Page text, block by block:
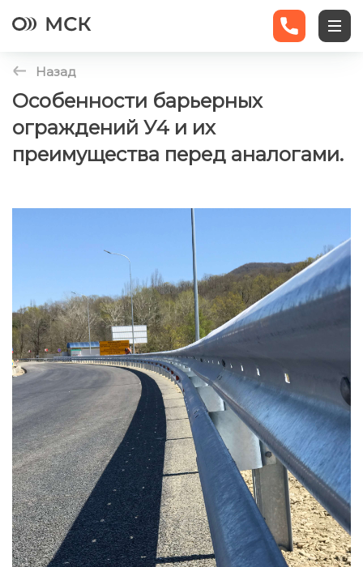
Ограждения
Экраны
Контакты
Назад
Особенности барьерных
ограждений У4 и их
преимущества перед аналогами.